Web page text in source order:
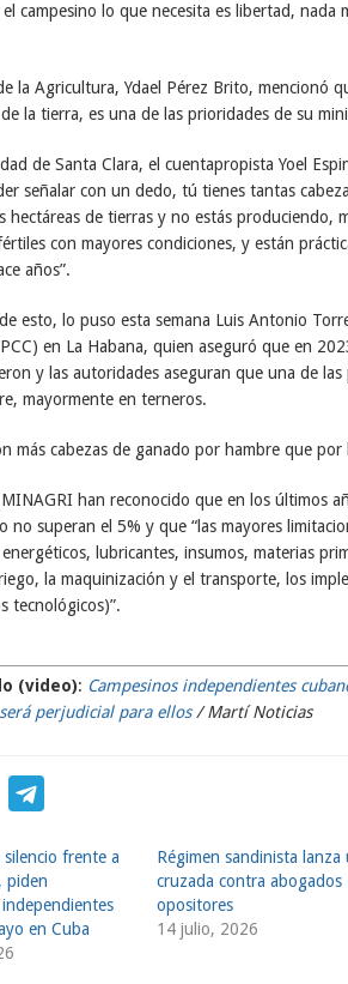
campesino lo que necesita es libertad,
la Agricultura, Ydael Pérez Brito, mencionó
la tierra, es una de las prioridades de su
de Santa Clara, el cuentapropista Yoel
señalar con un dedo, tú tienes tantas
hectáreas de tierras y no estás produciendo,
con mayores condiciones, y están
años”.
esto, lo puso esta semana Luis Antonio
en La Habana, quien aseguró que en
y las autoridades aseguran que una de
mayormente en terneros.
más cabezas de ganado por hambre que
han reconocido que en los últimos
no superan el 5% y que “las mayores
lubricantes, insumos, materias
la maquinización y el transporte, los
tecnológicos)”.
(video): Campesinos independientes
perjudicial para ellos/ Martí Noticias
frente a
piden
en Cuba
Régimen sandinista lanza
cruzada contra abogados
opositores
14 julio, 2026